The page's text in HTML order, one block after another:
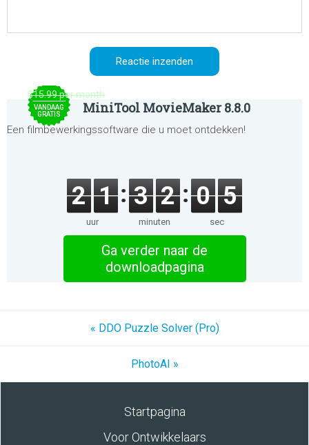
$15.99 per month
VANDAAG
GRATIS
MiniTool MovieMaker 8.8.0
Een filmbewerkingssoftware die u moet ontdekken!
2 1
uur
3 2
minuten
0 5
sec
Ga verder naar de
downloadpagina
« DDO Puzzle Solver (Pro)
PhotoAI »
Startpagina
Voor Ontwikkelaars